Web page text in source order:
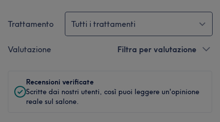
Trattamento Tutti i trattamenti
Valutazione Filtra per valutazione
Recensioni verificate
Scritte dai nostri utenti, così puoi leggere un'opinione
reale sul salone.